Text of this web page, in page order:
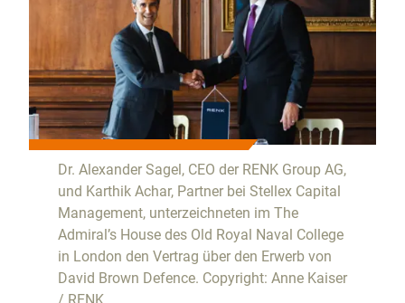
Dr. Alexander Sagel, CEO der RENK Group AG,
und Karthik Achar, Partner bei Stellex Capital
Management, unterzeichneten im The
Admiral’s House des Old Royal Naval College
in London den Vertrag über den Erwerb von
David Brown Defence. Copyright: Anne Kaiser
/ RENK